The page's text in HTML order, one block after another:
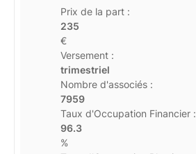
Prix de la part :
235
€
Versement :
trimestriel
Nombre d'associés :
7959
Taux d'Occupation Financier :
96.3
%